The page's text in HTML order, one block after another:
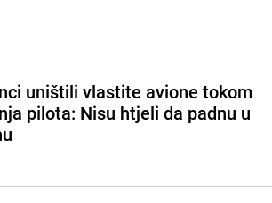
uništili vlastite avione tokom
pilota: Nisu htjeli da padnu u